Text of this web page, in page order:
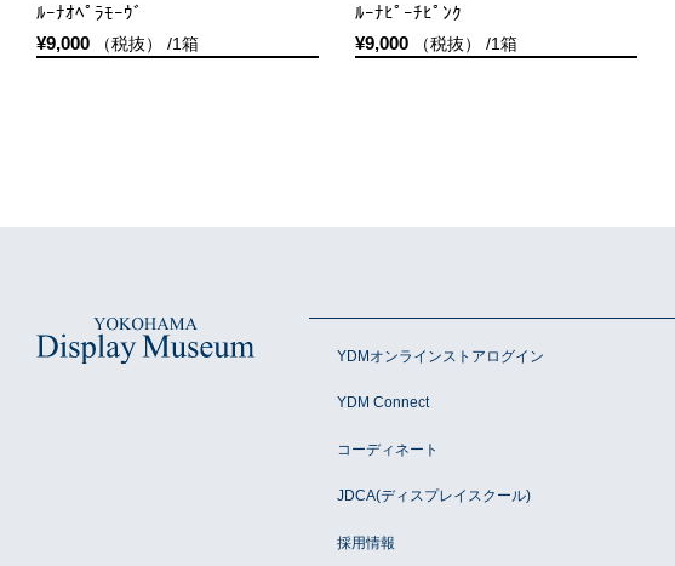
ﾙｰﾅｵﾍﾟﾗﾓｰｳﾞ
¥9,000 （税抜） /1箱
ﾙｰﾅﾋﾟｰﾁﾋﾟﾝｸ
¥9,000（税抜） /1箱
YDMオンラインストアログイン
YDM Connect
コーディネート
JDCA(ディスプレイスクール)
採用情報